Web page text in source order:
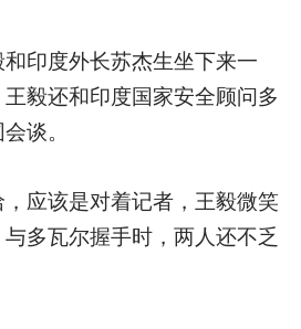
印度外长苏杰生坐下来一
毅还和印度国家安全顾问多
谈。
应该是对着记者，王毅微笑
多瓦尔握手时，两人还不乏